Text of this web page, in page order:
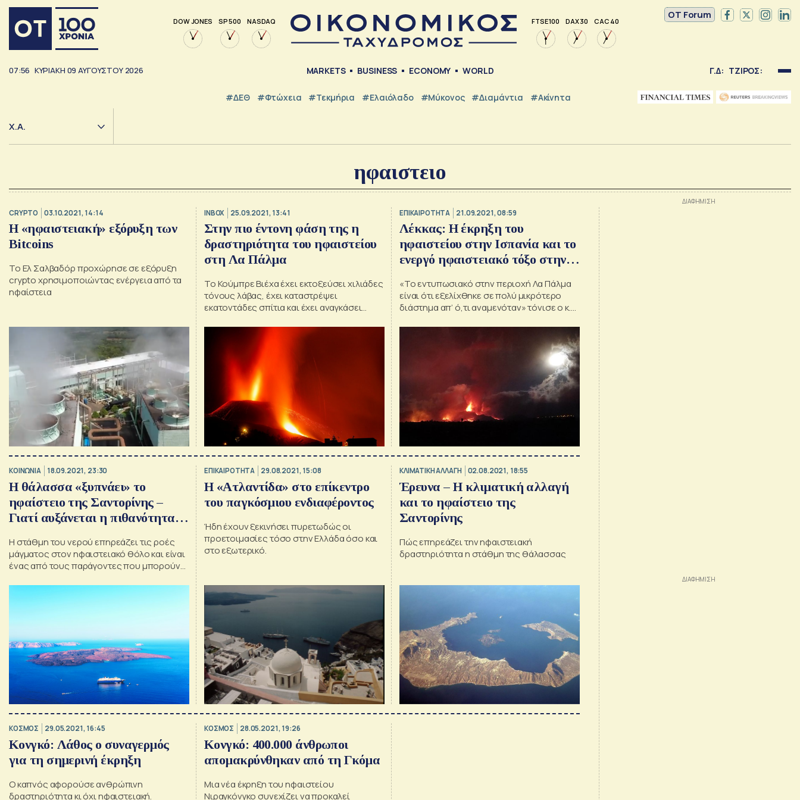
DOW JONES SP 500 NASDAQ FTSE 100 DAX 30 CAC 40
OT Forum
07:56 ΚΥΡΙΑΚΗ 09 ΑΥΓΟΥΣΤΟΥ 2026 MARKETS BUSINESS ECONOMY WORLD Γ.Δ: ΤΖΙΡΟΣ:
#ΔΕΘ #Φτώχεια #Τεκμήρια #Ελαιόλαδο #Μύκονος #Διαμάντια #Ακίνητα
Χ.Α.
ηφαιστειο
CRYPTO 03.10.2021, 14:14
Η «ηφαιστειακή» εξόρυξη των
Bitcoins
Το Ελ Σαλβαδόρ προχώρησε σε εξόρυξη
crypto χρησιμοποιώντας ενέργεια από τα
ηφαίστεια
INBOX 25.09.2021, 13:41
Στην πιο έντονη φάση της η
δραστηριότητα του ηφαιστείου
στη Λα Πάλμα
Το Κούμπρε Βιέχα έχει εκτοξεύσει χιλιάδες
τόνους λάβας, έχει καταστρέψει
εκατοντάδες σπίτια και έχει αναγκάσει
εγκαταλείψουν τις εστίες τους.
ΕΠΙΚΑΙΡΟΤΗΤΑ 21.09.2021, 08:59
Λέκκας: Η έκρηξη του
ηφαιστείου στην Ισπανία και το
ενεργό ηφαιστειακό τόξο στην
«Το εντυπωσιακό στην περιοχή Λα Πάλμα
είναι ότι εξελίχθηκε σε πολύ μικρότερο
διάστημα απ’ ό,τι αναμενόταν» τόνισε ο κ.
ΚΟΙΝΩΝΙΑ 18.09.2021, 23:30
Η θάλασσα «ξυπνάει» το
ηφαίστειο της Σαντορίνης –
Γιατί αυξάνεται η πιθανότητα
Η στάθμη του νερού επηρεάζει τις ροές
μάγματος στον ηφαιστειακό θόλο και είναι
ένας από τους παράγοντες που μπορούν
επιστήμονες
ΕΠΙΚΑΙΡΟΤΗΤΑ 29.08.2021, 15:08
Η «Ατλαντίδα» στο επίκεντρο
του παγκόσμιου ενδιαφέροντος
Ήδη έχουν ξεκινήσει πυρετωδώς οι
προετοιμασίες τόσο στην Ελλάδα όσο και
στο εξωτερικό.
ΚΛΙΜΑΤΙΚΗ ΑΛΛΑΓΗ 02.08.2021, 18:55
Έρευνα – Η κλιματική αλλαγή
και το ηφαίστειο της
Σαντορίνης
Πώς επηρεάζει την ηφαιστειακή
δραστηριότητα η στάθμη της θάλασσας
ΚΟΣΜΟΣ 29.05.2021, 16:45
Κονγκό: Λάθος ο συναγερμός
για τη σημερινή έκρηξη
Ο καπνός αφορούσε ανθρώπινη
δραστηριότητα κι όχι ηφαιστειακή.
ΚΟΣΜΟΣ 28.05.2021, 19:26
Kονγκό: 400.000 άνθρωποι
απομακρύνθηκαν από τη Γκόμα
Μια νέα έκρηξη του ηφαιστείου
Νιραγκόνγκο συνεχίζει να προκαλεί